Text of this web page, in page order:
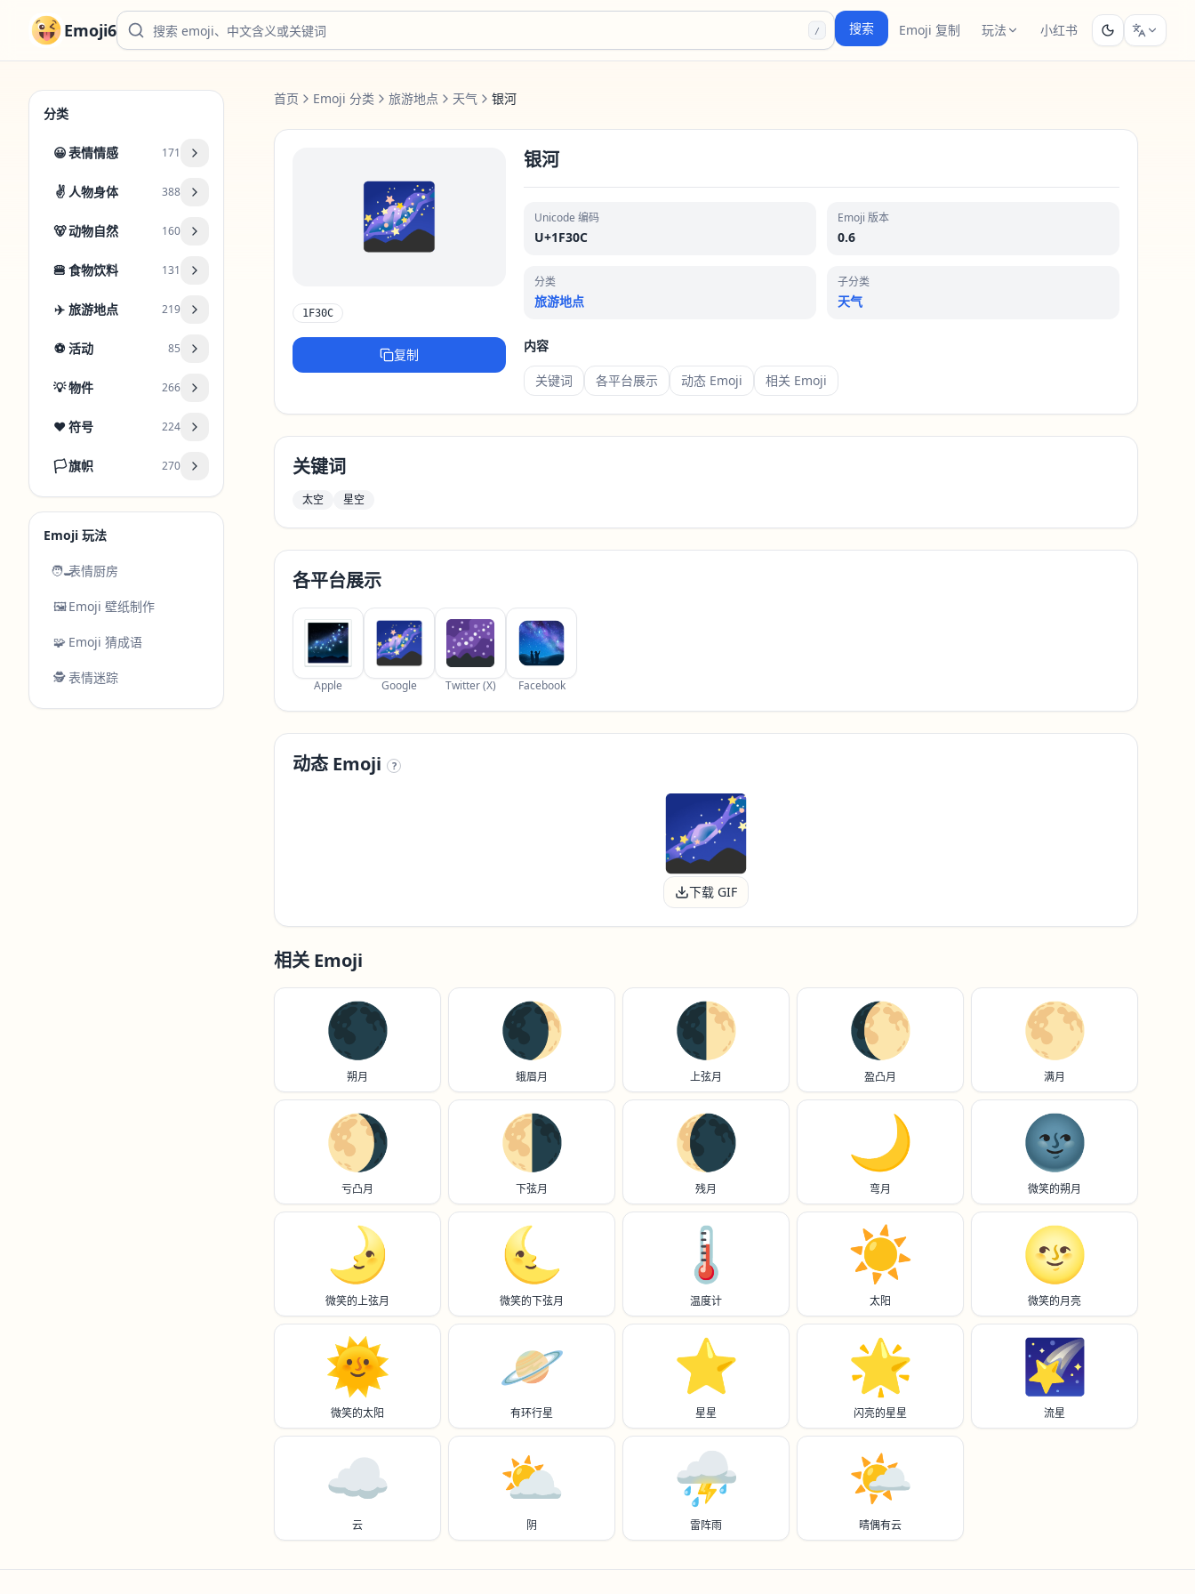
Emoji6 / 搜索 Emoji 复制 玩法 小红书
分类
😀表情情感 171
✌️ 人物身体 388
🐻动物自然 160
🍔 食物饮料 131
✈️ 旅游地点 219
⚽ 活动 85
💡物件 266
❤️符号 224
🏳️旗帜 270
Emoji 玩法
🧑‍🍳表情厨房
🖼️Emoji 壁纸制作
🧩 Emoji 猜成语
🕵️ 表情迷踪
首页 Emoji 分类 旅游地点 天气 银河
🌌
1F30C
复制
银河
Unicode 编码
U+1F30C
Emoji 版本
0.6
分类
旅游地点
子分类
天气
内容
关键词 各平台展示 动态 Emoji 相关 Emoji
关键词
太空 星空
各平台展示
Apple Google Twitter (X) Facebook
动态 Emoji ?
下载 GIF
相关 Emoji
🌑
朔月
🌒
蛾眉月
🌓
上弦月
🌔
盈凸月
🌕️
满月
🌖
亏凸月
🌗
下弦月
🌘
残月
🌙
弯月
🌚
微笑的朔月
🌛
微笑的上弦月
🌜️
微笑的下弦月
🌡️
温度计
☀️
太阳
🌝
微笑的月亮
🌞
微笑的太阳
🪐
有环行星
⭐️
星星
🌟
闪亮的星星
🌠
流星
☁️
云
⛅️
阴
⛈️
雷阵雨
🌤️
晴偶有云